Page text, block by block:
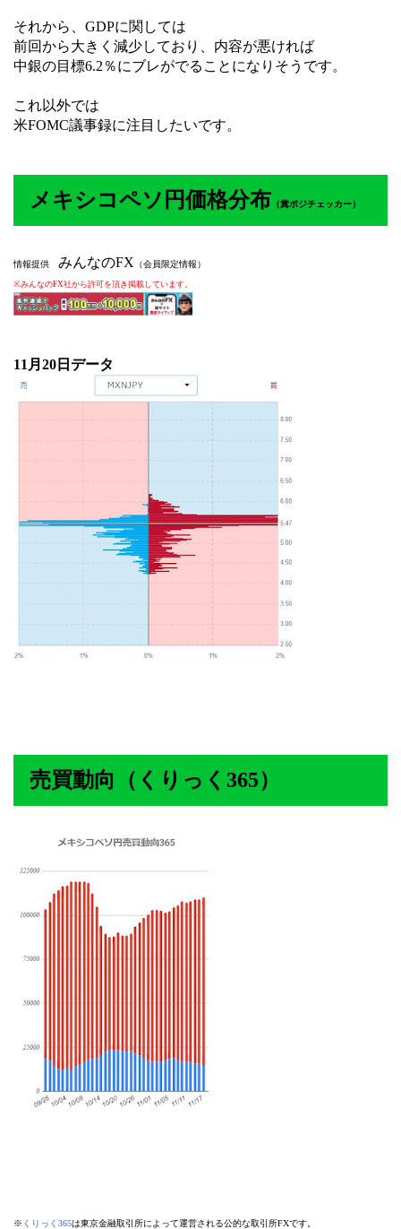
それから、GDPに関しては
前回から大きく減少しており、内容が悪ければ
中銀の目標6.2％にブレがでることになりそうです。
これ以外では
米FOMC議事録に注目したいです。
メキシコペソ円価格分布 （糞ポジチェッカー）
情報提供 みんなのFX （会員限定情報）
※みんなのFX社から許可を頂き掲載しています。
11月20 日データ
売買動向（くりっく365）
※ くりっく365は東京金融取引所によって運営される公的な取引所FXです。